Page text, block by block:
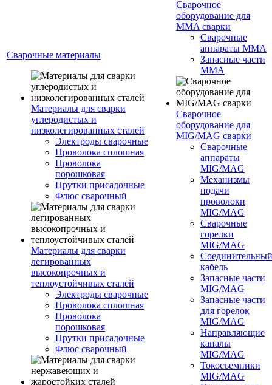
Сварочные материалы
Материалы для сварки
углеродистых и
низколегированных сталей
Электроды сварочные
Проволока сплошная
Проволока
порошковая
Прутки присадочные
Флюс сварочный
Материалы для сварки
легированных
высокопрочных и
теплоустойчивых сталей
Электроды сварочные
Проволока сплошная
Проволока
порошковая
Прутки присадочные
Флюс сварочный
Сварочное
оборудование для
MMA сварки
Сварочные
аппараты MMA
Запасные части
MMA
Сварочное
оборудование для
MIG/MAG сварки
Сварочные
аппараты
MIG/MAG
Механизмы
подачи
проволоки
MIG/MAG
Сварочные
горелки
MIG/MAG
Соединительный
кабель
Запасные части
MIG/MAG
Запасные части
для горелок
MIG/MAG
Направляющие
каналы
MIG/MAG
Токосъемники
MIG/MAG